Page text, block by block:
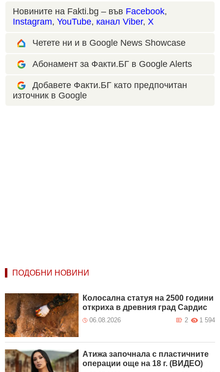
Новините на Fakti.bg – във Facebook,
Instagram, YouTube, канал Viber, X
Четете ни и в Google News Showcase
Абонамент за Факти.БГ в Google Alerts
Добавете Факти.БГ като предпочитан
източник в Google
ПОДОБНИ НОВИНИ
Колосална статуя на 2500 години
откриха в древния град Сардис
06.08.2026 1 594
2
Атижа започнала с пластичните
операции още на 18 г. (ВИДЕО)